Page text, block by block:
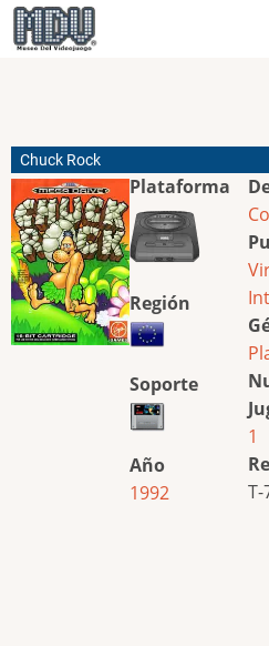
Pasar
al
Chuck Rock
Plataforma
Región
Soporte
Año
1992
1
T-